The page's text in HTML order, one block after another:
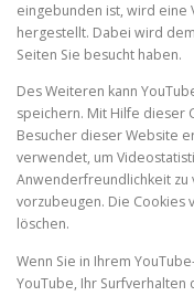
eingebunden ist, wird eine
hergestellt. Dabei wird
Seiten Sie besucht haben.
Des Weiteren kann
speichern. Mit Hilfe dieser
Besucher dieser Website
verwendet, um
Anwenderfreundlichkeit zu
vorzubeugen. Die Cookies
löschen.
Wenn Sie in Ihrem
YouTube, Ihr